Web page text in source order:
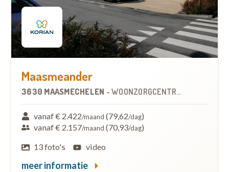
Maasmeander
3630 MAASMECHELEN - WOONZORGCENTRUM (WZC)
vanaf € 2.422/maand (79,62/dag)
vanaf € 2.157/maand (70,93/dag)
13 foto's
video
meer informatie